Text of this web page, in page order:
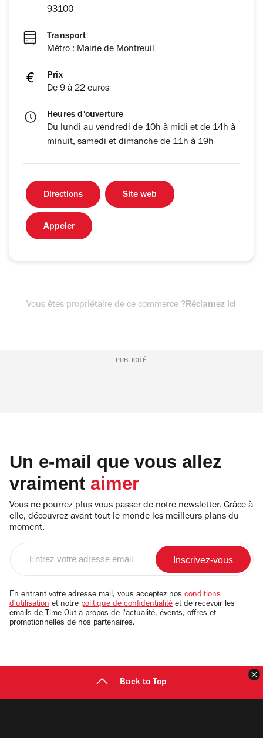
93100
Transport
Métro : Mairie de Montreuil
Prix
De 9 à 22 euros
Heures d'ouverture
Du lundi au vendredi de 10h à midi et de 14h à
minuit, samedi et dimanche de 11h à 19h
Directions Site web
Appeler
Vous êtes propriétaire de ce commerce ?Réclamez ici
PUBLICITÉ
Un e-mail que vous allez
vraiment aimer
Vous ne pourrez plus vous passer de notre newsletter. Grâce à
elle, découvrez avant tout le monde les meilleurs plans du
moment.
email
En entrant votre adresse mail, vous acceptez nos conditions
d'utilisation et notre politique de confidentialité et de recevoir les
emails de Time Out à propos de l'actualité, évents, offres et
promotionnelles de nos partenaires.
Back to Top